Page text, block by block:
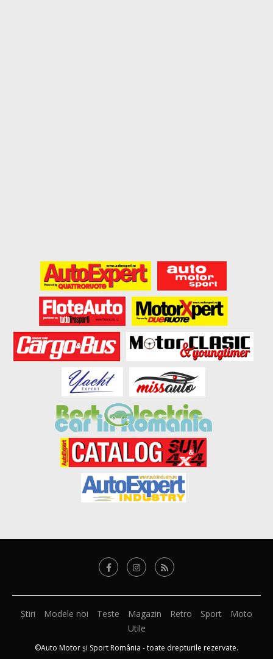
Știri Modele noi Teste Magazin Retro Sport
Moto
Utile
©Auto Motor și Sport România - toate drepturile rezervate.